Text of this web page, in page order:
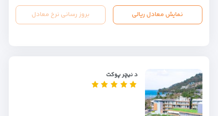
نمایش معادل ریالی بروز رسانی نرخ معادل
د نیچر پوکت